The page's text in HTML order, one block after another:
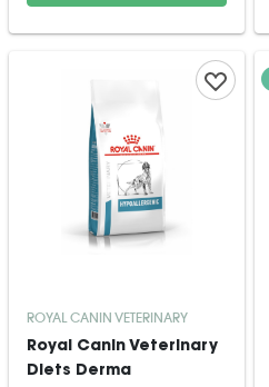
ROYAL CANIN VETERINARY
Royal Canin Veterinary
Diets Derma